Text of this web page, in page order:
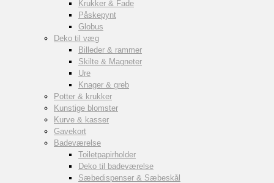
Krukker & Fade
Påskepynt
Globus
Deko til væg
Billeder & rammer
Skilte & Magneter
Ure
Knager & greb
Potter & krukker
Kunstige blomster
Kurve & kasser
Gavekort
Badeværelse
Toiletpapirholder
Deko til badeværelse
Sæbedispenser & Sæbeskål